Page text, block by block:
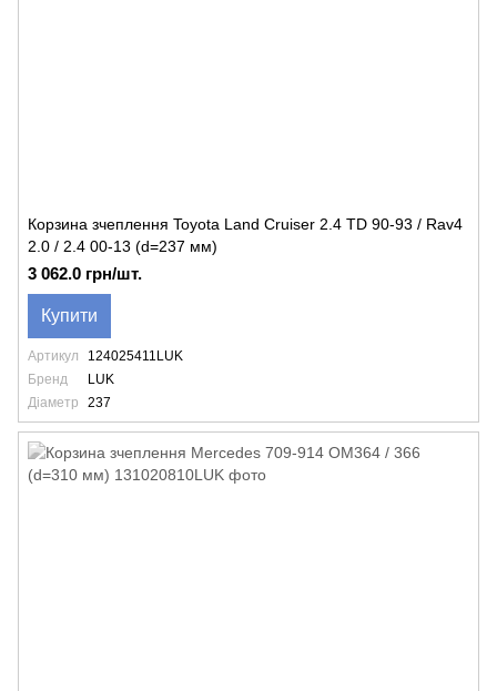
Корзина зчеплення Toyota Land Cruiser 2.4 TD 90-93 / Rav4
2.0 / 2.4 00-13 (d=237 мм)
3 062.0 грн/шт.
Купити
Артикул
124025411LUK
Бренд
LUK
Діаметр
237